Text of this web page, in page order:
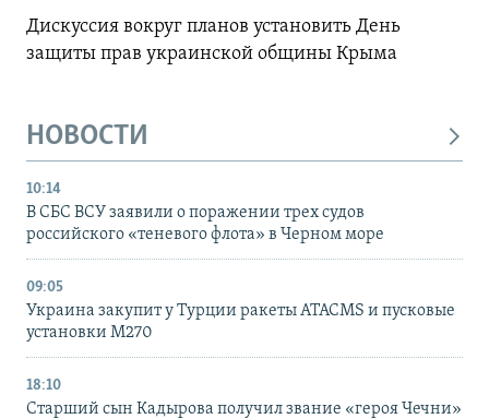
Дискуссия вокруг планов установить День
защиты прав украинской общины Крыма
НОВОСТИ
10:14
В СБС ВСУ заявили о поражении трех судов
российского «теневого флота» в Черном море
09:05
Украина закупит у Турции ракеты ATACMS и пусковые
установки M270
18:10
Старший сын Кадырова получил звание «героя Чечни»